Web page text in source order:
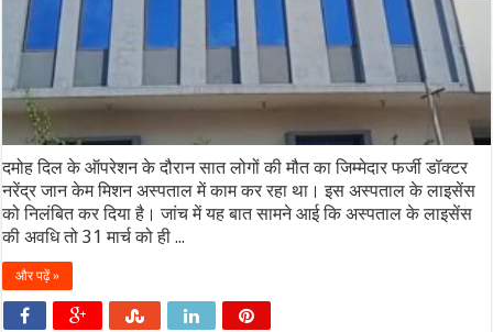
दमोह दिल के ऑपरेशन के दौरान सात लोगों की मौत का जिम्मेदार फर्जी डॉक्टर
नरेंद्र जान केम मिशन अस्पताल में काम कर रहा था। इस अस्पताल के लाइसेंस
को निलंबित कर दिया है। जांच में यह बात सामने आई कि अस्पताल के लाइसेंस
की अवधि तो 31 मार्च को ही ...
और पढ़ें »